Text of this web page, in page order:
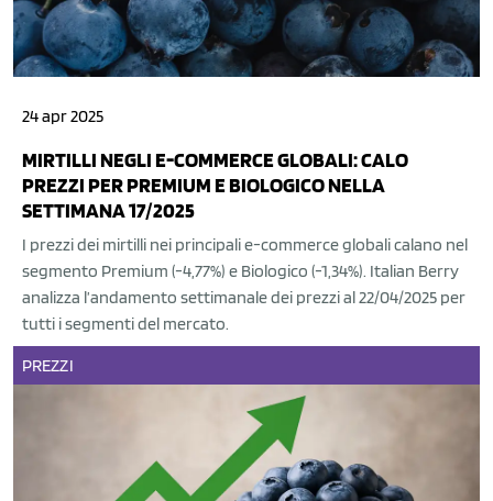
24 apr 2025
MIRTILLI NEGLI E-COMMERCE GLOBALI: CALO
PREZZI PER PREMIUM E BIOLOGICO NELLA
SETTIMANA 17/2025
I prezzi dei mirtilli nei principali e-commerce globali calano nel
segmento Premium (-4,77%) e Biologico (-1,34%). Italian Berry
analizza l’andamento settimanale dei prezzi al 22/04/2025 per
tutti i segmenti del mercato.
PREZZI